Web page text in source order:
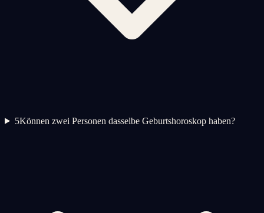
5Können zwei Personen dasselbe Geburtshoroskop haben?